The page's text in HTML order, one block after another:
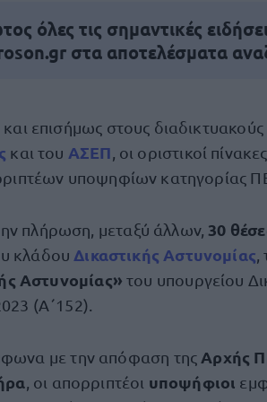
όλες τις σημαντικές
στα αποτελέσματα
επισήμως στους
και του ΑΣΕΠ , οι οριστικοί
υποψηφίων κατηγορίας
πλήρωση, μεταξύ άλλων, 30
κλάδου Δικαστικής Αστυνομίας
Αστυνομίας» του υπουργείου
(Α΄152).
με την απόφαση της Αρχής
, οι απορριπτέοι υποψήφιοι